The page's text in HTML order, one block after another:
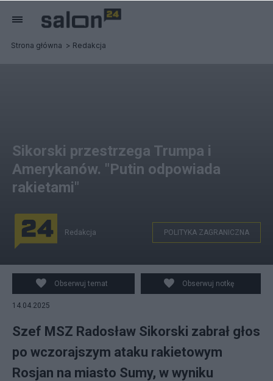
Strona główna Redakcja
Sikorski przestrzega Trumpa i
Amerykanów. "Putin odpowiada
rakietami"
Redakcja POLITYKA ZAGRANICZNA
Obserwuj temat Obserwuj notkę
14.04.2025
Szef MSZ Radosław Sikorski zabrał głos
po wczorajszym ataku rakietowym
Rosjan na miasto Sumy, w wyniku